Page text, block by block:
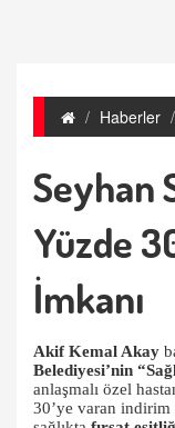
Haberler
Seyhan
Yüzde
İmkanı
Akif Kemal Akay
Belediyesi’nin
anlaşmalı özel
30’ye varan indirim